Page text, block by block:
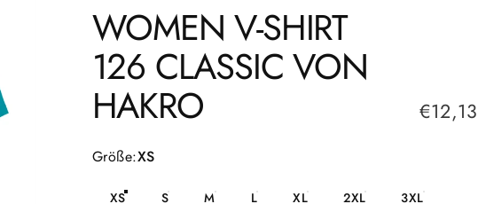
WOMEN V-SHIRT
126 CLASSICVON
HAKRO €12,13
Größe
Größe:XS
XS S M L XL 2XL 3XL